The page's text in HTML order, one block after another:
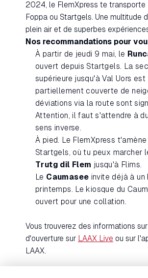
2024, le FlemXpress te transporte
Foppa ou Startgels. Une multitude
plein air et de superbes
Nos recommandations pour
À partir de jeudi 9 mai, le
ouvert depuis Startgels. La
supérieure jusqu'à Val Uors est
partiellement couverte de
déviations via la route sont
Attention, il faut s'attendre à
sens inverse.
À pied. Le FlemXpress
Startgels, où tu peux marcher
Trutg dil Flem jusqu'à Flims.
Le Caumasee invite déjà à un
printemps. Le kiosque du
ouvert pour une collation.
Vous trouverez des informations
d'ouverture sur
LAAX Live ou sur
LAAX.